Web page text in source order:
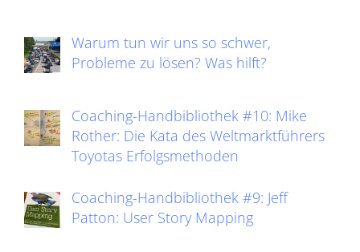
Warum tun wir uns so schwer,
Probleme zu lösen? Was hilft?
Coaching-Handbibliothek #10: Mike
Rother: Die Kata des Weltmarktführers
Toyotas Erfolgsmethoden
Coaching-Handbibliothek #9: Jeff
Patton: User Story Mapping